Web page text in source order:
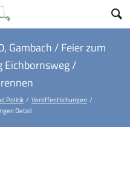
Gambach / Feier zum
Eichbornsweg /
Politik
Veröffentlichungen
Detail